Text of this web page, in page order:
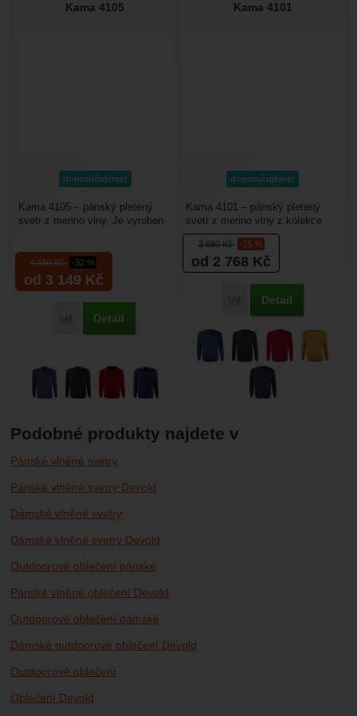
Kama 4105
doporučujeme!
4 650Kč -32 %
od 3 149 Kč
Porovnat
Detail
Kama 4105 – pánský pletený
svetr z merino vlny. Je vyroben
Kama 4101
doporučujeme!
3 690Kč -25 %
od 2 768 Kč
Porovnat
Detail
Kama 4101 – pánský pletený
svetr z merino vlny z kolekce
Casual. Je tenčí než je u svetrů
Kama zvykem.Je...
Podobné produkty najdete v
Pánské vlněné svetry
Pánské vlněné svetry Devold
Dámské vlněné svetry
Dámské vlněné svetry Devold
Outdoorové oblečení pánské
Pánské vlněné oblečení Devold
Outdoorové oblečení dámské
Dámské outdoorové oblečení Devold
Outdoorové oblečení
Oblečení Devold